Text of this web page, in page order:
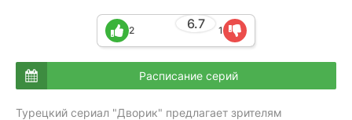
6.7
2 1
Расписание серий
Турецкий сериал "Дворик" предлагает зрителям